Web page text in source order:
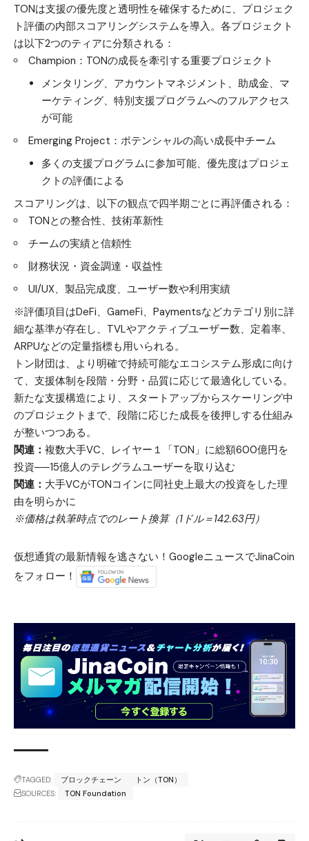
TONは支援の優先度と透明性を確保するために、プロジェク
ト評価の内部スコアリングシステムを導入。各プロジェクト
は以下2つのティアに分類される：
Champion：TONの成長を牽引する重要プロジェクト
メンタリング、アカウントマネジメント、助成金、マ
ーケティング、特別支援プログラムへのフルアクセス
が可能
Emerging Project：ポテンシャルの高い成長中チーム
多くの支援プログラムに参加可能、優先度はプロジェ
クトの評価による
スコアリングは、以下の観点で四半期ごとに再評価される：
TONとの整合性、技術革新性
チームの実績と信頼性
財務状況・資金調達・収益性
UI/UX、製品完成度、ユーザー数や利用実績
※評価項目はDeFi、GameFi、Paymentsなどカテゴリ別に詳
細な基準が存在し、TVLやアクティブユーザー数、定着率、
ARPUなどの定量指標も用いられる。
トン財団は、より明確で持続可能なエコシステム形成に向け
て、支援体制を段階・分野・品質に応じて最適化している。
新たな支援構造により、スタートアップからスケーリング中
のプロジェクトまで、段階に応じた成長を後押しする仕組み
が整いつつある。
関連： 複数大手VC、レイヤー１「TON」に総額600億円を
投資──15億人のテレグラムユーザーを取り込む
関連： 大手VCがTONコインに同社史上最大の投資をした理
由を明らかに
※価格は執筆時点でのレート換算（1ドル＝142.63円）
仮想通貨の最新情報を逃さない！GoogleニュースでJinaCoin
をフォロー！
TAGGED: ブロックチェーン
トン（TON）
SOURCES:
TON Foundation